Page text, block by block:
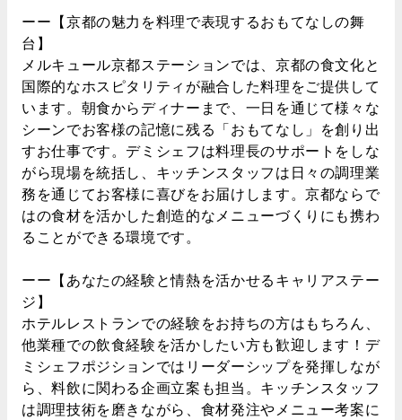
ーー【京都の魅力を料理で表現するおもてなしの舞
台】
メルキュール京都ステーションでは、京都の食文化と
国際的なホスピタリティが融合した料理をご提供して
います。朝食からディナーまで、一日を通じて様々な
シーンでお客様の記憶に残る「おもてなし」を創り出
すお仕事です。デミシェフは料理長のサポートをしな
がら現場を統括し、キッチンスタッフは日々の調理業
務を通じてお客様に喜びをお届けします。京都ならで
はの食材を活かした創造的なメニューづくりにも携わ
ることができる環境です。
ーー【あなたの経験と情熱を活かせるキャリアステー
ジ】
ホテルレストランでの経験をお持ちの方はもちろん、
他業種での飲食経験を活かしたい方も歓迎します！デ
ミシェフポジションではリーダーシップを発揮しなが
ら、料飲に関わる企画立案も担当。キッチンスタッフ
は調理技術を磨きながら、食材発注やメニュー考案に